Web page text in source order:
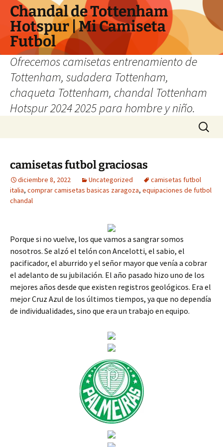
Chandal de Tottenham
Hotspur | Mi Camiseta
Futbol
Ofrecemos camisetas entrenamiento de
Tottenham, sudadera Tottenham,
chaqueta Tottenham, chandal Tottenham
Hotspur 2024 2025 para hombre y niño.
Buscar:
camisetas futbol graciosas
diciembre 8, 2022 Uncategorized
camisetas futbol
italia, comprar camisetas basicas zaragoza, equipaciones de futbol
chandal
Porque si no vuelve, los que vamos a sangrar somos
nosotros. Se alzó el telón con Ancelotti, el sabio, el
pacificador, el aburrido y el señor mayor que venía a cobrar
el adelanto de su jubilación. El año pasado hizo uno de los
mejores años desde que existen registros geológicos. Era el
mejor Cruz Azul de los últimos tiempos, ya que no dependía
de individualidades, sino que era un trabajo en equipo.